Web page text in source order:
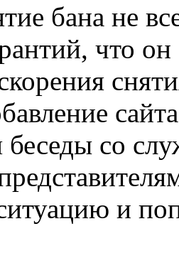
бана не
что
беседы со
и